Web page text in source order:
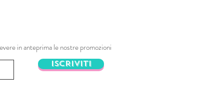
in anteprima le nostre promozioni
ISCRIVITI